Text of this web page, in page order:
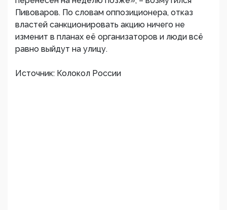
Пивоваров. По словам оппозиционера, отказ
властей санкционировать акцию ничего не
изменит в планах её организаторов и люди всё
равно выйдут на улицу.
Источник: Колокол России